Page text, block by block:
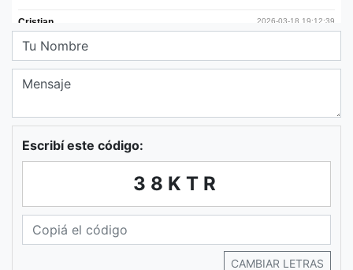
Escribí este código:
38KTR
CAMBIAR LETRAS